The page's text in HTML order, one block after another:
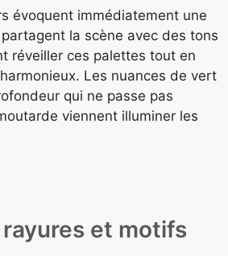
évoquent immédiatement une
la scène avec des tons
réveiller ces palettes tout en
Les nuances de vert
qui ne passe pas
viennent illuminer les
et motifs